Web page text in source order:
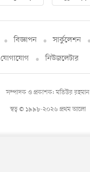
বিজ্ঞাপন সার্কুলেশন
যোগাযোগ
নিউজলেটার
স্বত্ব © ১৯৯৮-২০২৬ প্রথম আলো
সম্পাদক ও প্রকাশক: মতিউর রহমান